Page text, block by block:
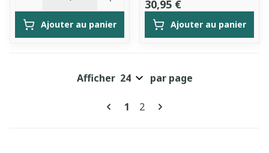
Ajouter au panier
30,95 €
Ajouter au panier
Pages
Vous lisez actuellement la
1 Page
2
Afficher par page